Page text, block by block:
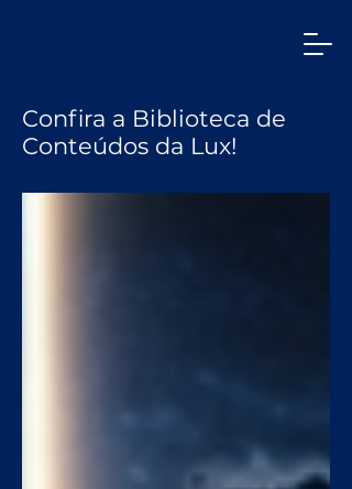
Confira a Biblioteca de
Conteúdos da Lux!